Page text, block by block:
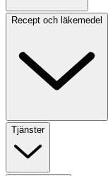
Recept och läkemedel
Tjänster